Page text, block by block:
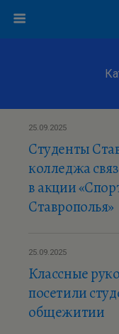
25.09.2025
Студенты
колледжа
в акции
Ставрополья»
25.09.2025
Классные
посетили
общежитии